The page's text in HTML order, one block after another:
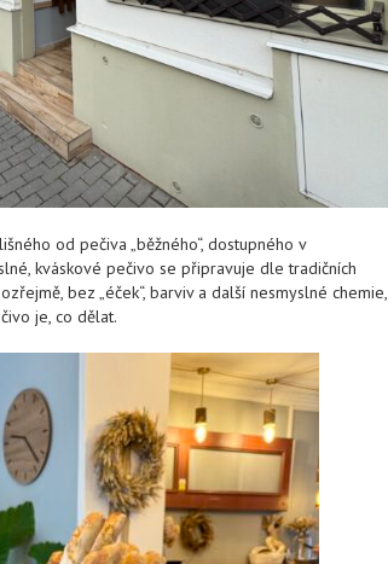
od pečiva „běžného“, dostupného v
kváskové pečivo se připravuje dle tradičních
bez „éček“, barviv a další nesmyslné chemie,
je, co dělat.